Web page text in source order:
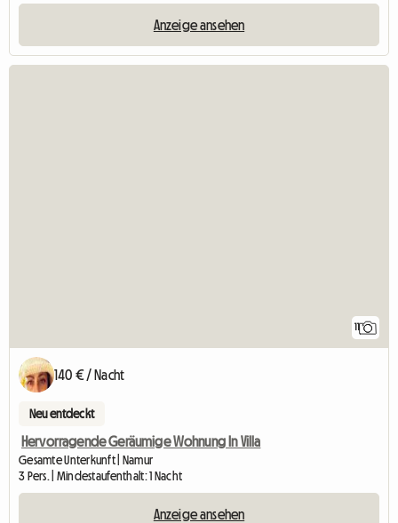
Anzeige ansehen
11
140 € / Nacht
Neu entdeckt
Hervorragende Geräumige Wohnung In Villa
Gesamte Unterkunft | Namur
3 Pers. | Mindestaufenthalt: 1 Nacht
Anzeige ansehen